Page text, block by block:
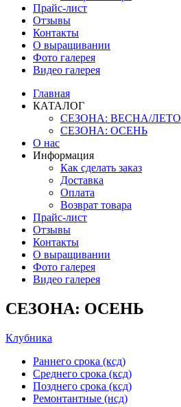
Прайс-лист
Отзывы
Контакты
О выращивании
Фото галерея
Видео галерея
Главная
КАТАЛОГ
СЕЗОНА: ВЕСНА/ЛЕТО
СЕЗОНА: ОСЕНЬ
О нас
Информация
Как сделать заказ
Доставка
Оплата
Возврат товара
Прайс-лист
Отзывы
Контакты
О выращивании
Фото галерея
Видео галерея
СЕЗОНА: ОСЕНЬ
Клубника
Раннего срока (ксд)
Среднего срока (ксд)
Позднего срока (ксд)
Ремонтантные (нсд)